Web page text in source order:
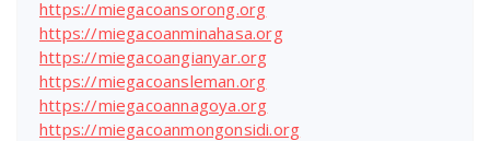
https://miegacoansorong.org
https://miegacoanminahasa.org
https://miegacoangianyar.org
https://miegacoansleman.org
https://miegacoannagoya.org
https://miegacoanmongonsidi.org